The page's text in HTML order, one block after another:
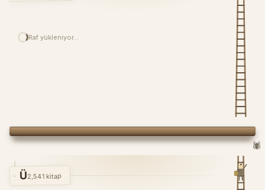
🕷️
Raf yükleniyor…
Ü2,541 kitap